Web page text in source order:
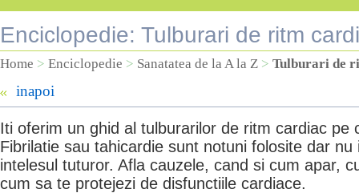
Enciclopedie: Tulburari de ritm
Home > Enciclopedie > Sanatatea de la A la Z > Tulburari de
inapoi
Iti oferim un ghid al tulburarilor de ritm cardiac pe
Fibrilatie sau tahicardie sunt notuni folosite dar nu
intelesul tuturor. Afla cauzele, cand si cum apar,
cum sa te protejezi de disfunctiile cardiace.